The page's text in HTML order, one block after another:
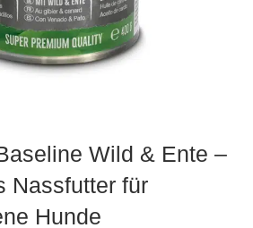
Wild & Ente –
Nassfutter für
Hunde